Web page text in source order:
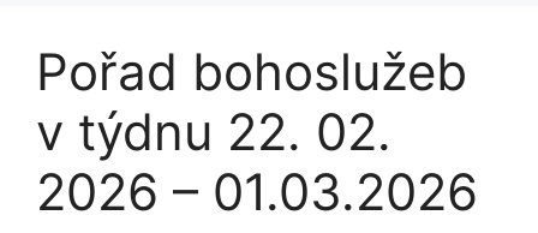
Pořad bohoslužeb
v týdnu 22. 02.
2026 – 01.03.2026